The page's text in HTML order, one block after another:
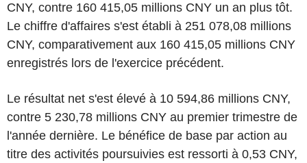
CNY, contre 160 415,05 millions CNY un an plus tôt.
Le chiffre d'affaires s'est établi à 251 078,08 millions
CNY, comparativement aux 160 415,05 millions CNY
enregistrés lors de l'exercice précédent.
Le résultat net s'est élevé à 10 594,86 millions CNY,
contre 5 230,78 millions CNY au premier trimestre de
l'année dernière. Le bénéfice de base par action au
titre des activités poursuivies est ressorti à 0,53 CNY,